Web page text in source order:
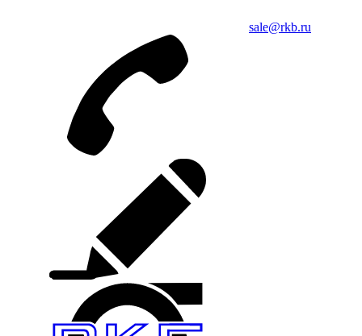
sale@rkb.ru